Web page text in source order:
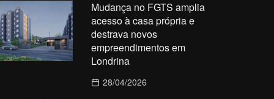
Mudança no FGTS amplia
acesso à casa própria e
destrava novos
empreendimentos em
Londrina
28/04/2026